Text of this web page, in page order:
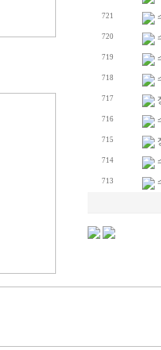
721
720
719
718
717
716
715
714
713